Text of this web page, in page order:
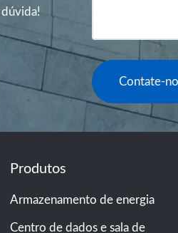
Contate-
Produtos
Armazenamento de energia
Centro de dados e sala de